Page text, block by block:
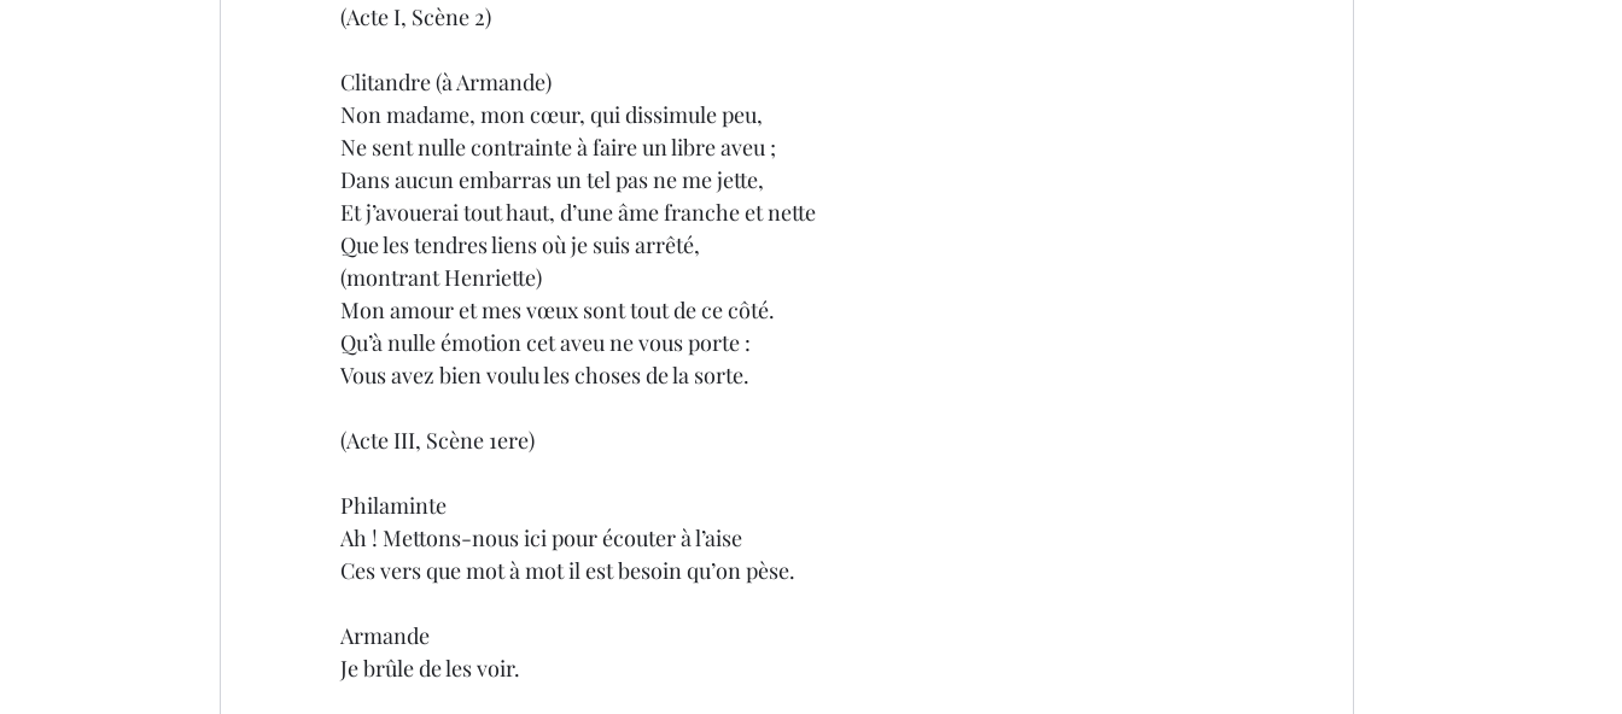
(Acte I, Scène 2)
Clitandre (à Armande)
Non madame, mon cœur, qui dissimule peu,
Ne sent nulle contrainte à faire un libre aveu ;
Dans aucun embarras un tel pas ne me jette,
Et j’avouerai tout haut, d’une âme franche et nette
Que les tendres liens où je suis arrêté,
(montrant Henriette)
Mon amour et mes vœux sont tout de ce côté.
Qu’à nulle émotion cet aveu ne vous porte :
Vous avez bien voulu les choses de la sorte.
(Acte III, Scène 1ere)
Philaminte
Ah ! Mettons-nous ici pour écouter à l’aise
Ces vers que mot à mot il est besoin qu’on pèse.
Armande
Je brûle de les voir.